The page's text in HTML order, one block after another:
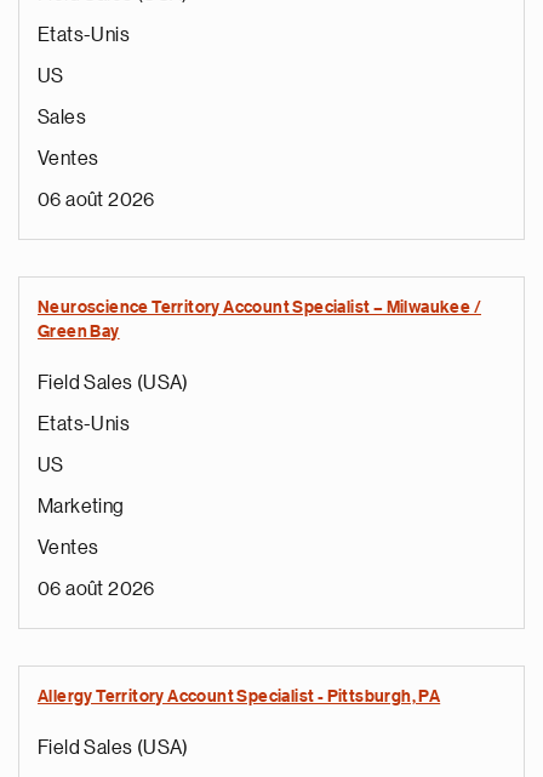
Etats-Unis
US
Sales
Ventes
06 août 2026
Neuroscience Territory Account Specialist – Milwaukee /
Green Bay
Field Sales (USA)
Etats-Unis
US
Marketing
Ventes
06 août 2026
Allergy Territory Account Specialist - Pittsburgh, PA
Field Sales (USA)